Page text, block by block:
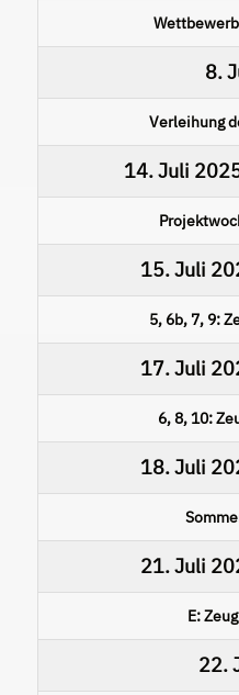
8.
Verleihung
14. Juli
15. Juli
5, 6b, 7, 9:
17. Juli
6, 8, 10:
18. Juli
21. Juli
E:
22.